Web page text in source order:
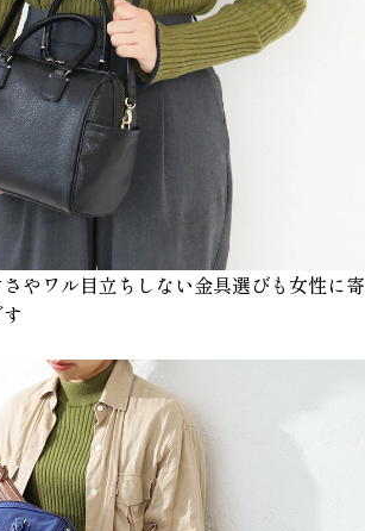
やワル目立ちしない金具選びも女性に寄